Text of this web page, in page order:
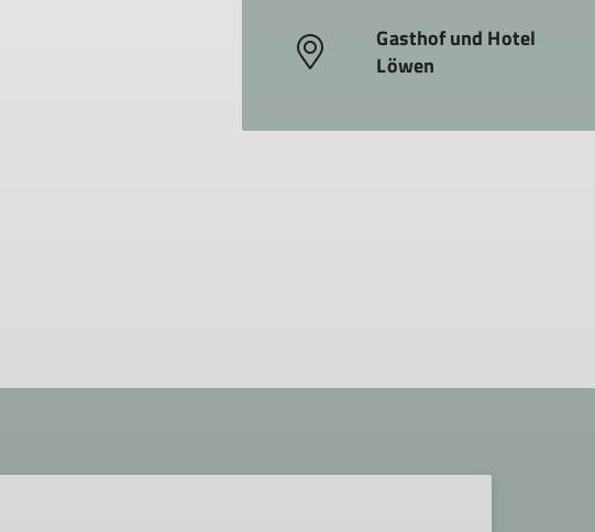
Gasthof und Hotel
Löwen